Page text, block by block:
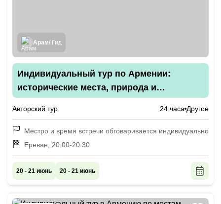
Арам/ Гид
Индивидуальный тур по Армении:
исторические места, природа и
Авторский тур 24 часа Другое
Местро и время встречи обговаривается индивидуально
Ереван, 20:00-20:30
20 - 21 июнь 20 - 21 июнь